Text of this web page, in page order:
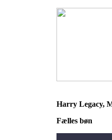
Harry Legacy,
Fælles bøn